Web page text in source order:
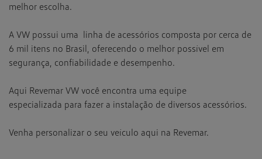
melhor escolha.
A VW possui uma linha de acessórios composta por cerca de
6 mil itens no Brasil, oferecendo o melhor possível em
segurança, confiabilidade e desempenho.
Aqui Revemar VW você encontra uma equipe
especializada para fazer a instalação de diversos acessórios.
Venha personalizar o seu veículo aqui na Revemar.